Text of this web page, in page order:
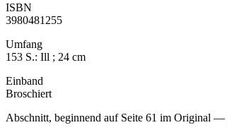
ISBN
3980481255
Umfang
153 S.: Ill ; 24 cm
Einband
Broschiert
Abschnitt, beginnend auf Seite 61 im Original —